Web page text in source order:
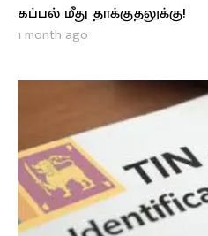
கப்பல் மீது தாக்குதலுக்கு!
1 month ago